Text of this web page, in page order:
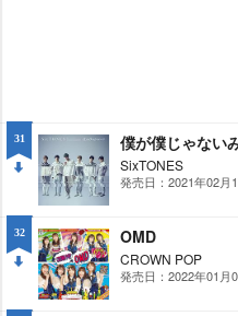
31
WN
僕が僕じゃない
SixTONES
発売日：2021年02月
32
WN
OMD
CROWN POP
発売日：2022年01月